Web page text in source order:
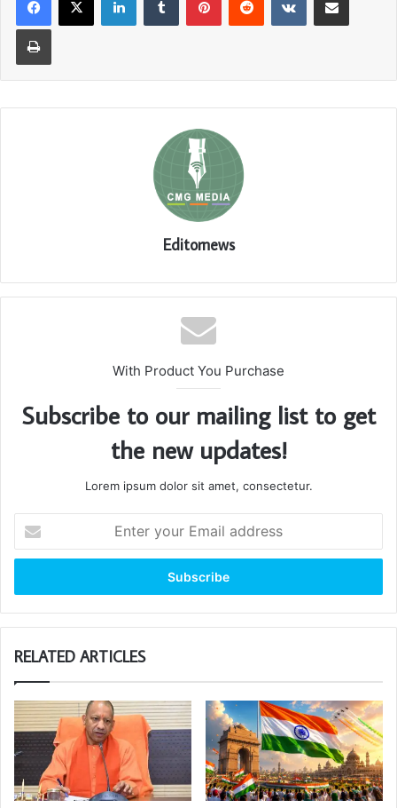
Print
Editornews
With Product You Purchase
Subscribe to our mailing list to get
the new updates!
Lorem ipsum dolor sit amet, consectetur.
your
Email
RELATED ARTICLES